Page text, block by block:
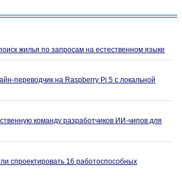
жилья по запросам на естественном языке
переводчик на Raspberry Pi 5 с локальной
команду разработчиков ИИ-чипов для
спроектировать 16 работоспособных